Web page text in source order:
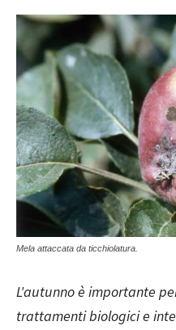
Mela attaccata da ticchiolatura.
L'autunno è importante
trattamenti biologici e